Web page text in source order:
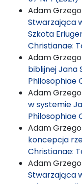
Adam
Stwarzająca
Szkota
Christianae:
Adam
biblijnej Jana
Philosophiae
Adam
w systemie
Philosophiae
Adam
koncepcja
Christianae:
Adam
Stwarzająca